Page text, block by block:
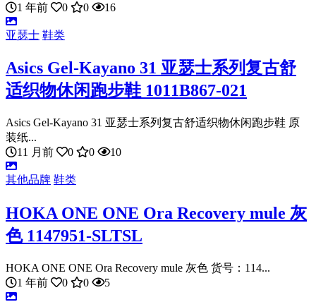
1 年前
0 0 16
亚瑟士 鞋类
Asics Gel-Kayano 31 亚瑟士系列复古舒
适织物休闲跑步鞋 1011B867-021
Asics Gel-Kayano 31 亚瑟士系列复古舒适织物休闲跑步鞋 原
装纸...
11 月前
0 0 10
其他品牌 鞋类
HOKA ONE ONE Ora Recovery mule 灰
色 1147951-SLTSL
HOKA ONE ONE Ora Recovery mule 灰色 货号：114...
1 年前
0 0 5